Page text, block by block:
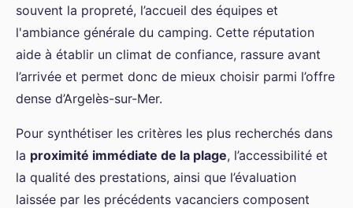
souvent la propreté, l’accueil des équipes et
l'ambiance générale du camping. Cette réputation
aide à établir un climat de confiance, rassure avant
l’arrivée et permet donc de mieux choisir parmi l’offre
dense d’Argelès-sur-Mer.
Pour synthétiser les critères les plus recherchés dans
la proximité immédiate de la plage, l’accessibilité et
la qualité des prestations, ainsi que l’évaluation
laissée par les précédents vacanciers composent